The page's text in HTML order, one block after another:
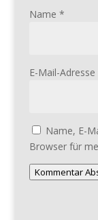
Name *
E-Mail-Adresse
Name, E-
Browser für
Kommentar